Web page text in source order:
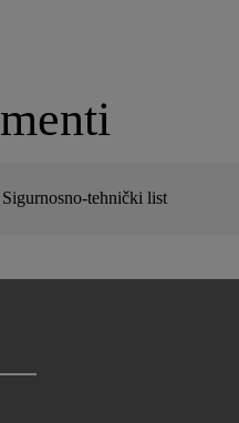
Sigurnosno-tehnički list